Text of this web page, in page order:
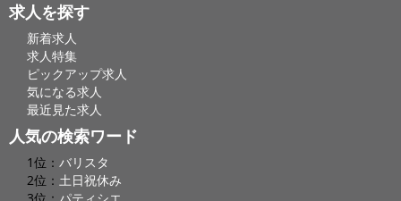
求人を探す
新着求人
求人特集
ピックアップ求人
気になる求人
最近見た求人
人気の検索ワード
1位： バリスタ
2位： 土日祝休み